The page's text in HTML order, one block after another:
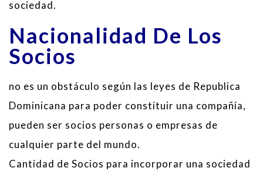
sociedad.
Nacionalidad De Los
Socios
no es un obstáculo según las leyes de Republica
Dominicana para poder constituir una compañía,
pueden ser socios personas o empresas de
cualquier parte del mundo.
Cantidad de Socios para incorporar una sociedad